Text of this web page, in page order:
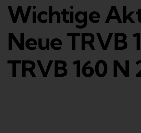
Wichtige
Neue TRVB
TRVB 160